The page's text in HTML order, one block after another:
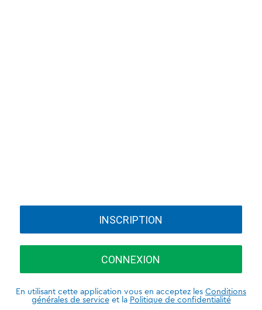
INSCRIPTION
CONNEXION
En utilisant cette application vous en acceptez les Conditions
générales de serviceet la Politique de confidentialité